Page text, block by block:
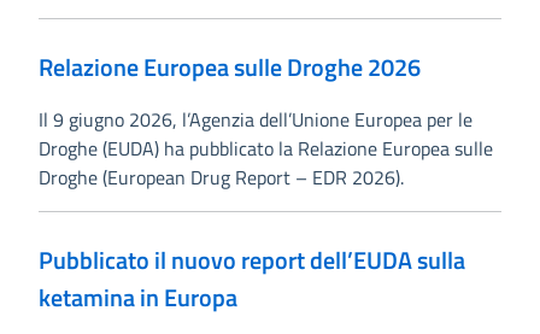
Relazione Europea sulle Droghe 2026
Il 9 giugno 2026, l’Agenzia dell’Unione Europea per le
Droghe (EUDA) ha pubblicato la Relazione Europea sulle
Droghe (European Drug Report – EDR 2026).
Pubblicato il nuovo report dell’EUDA sulla
ketamina in Europa